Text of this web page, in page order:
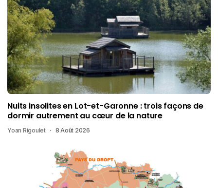
Nuits insolites en Lot-et-Garonne : trois façons de
dormir autrement au cœur de la nature
Yoan Rigoulet 8 Août 2026